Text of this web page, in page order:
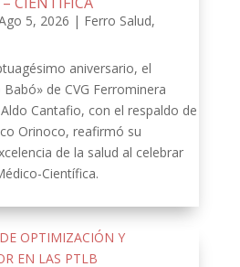
5, 2026 | Ferro Salud,
aniversario, el
de CVG Ferrominera
Cantafio, con el respaldo de
Orinoco, reafirmó su
de la salud al celebrar
Científica.